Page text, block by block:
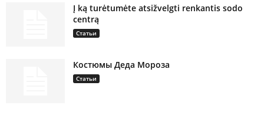
Į ką turėtumėte atsižvelgti renkantis sodo
centrą
Статьи
Костюмы Деда Мороза
Статьи